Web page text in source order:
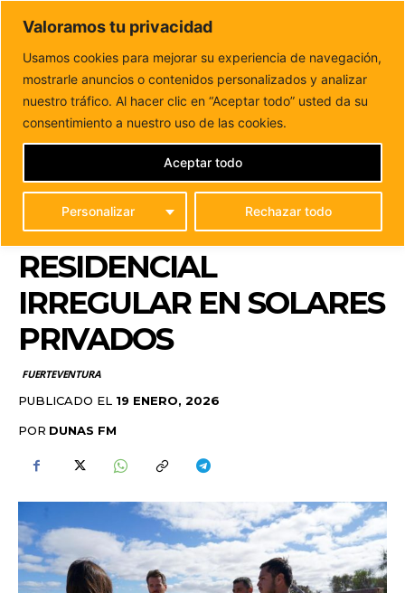
Valoramos tu privacidad
Usamos cookies para mejorar su experiencia de navegación,
mostrarle anuncios o contenidos personalizados y analizar
nuestro tráfico. Al hacer clic en “Aceptar todo” usted da su
consentimiento a nuestro uso de las cookies.
Personalizar Rechazar todo
Aceptar todo
DUNAS FM
Tu informacion de forma cercana
Inicio FUERTEVENTURA
La Oliva actúa en El Cotillo para
frenar la degradación ambiental y...
LA OLIVA ACTÚA EN EL
COTILLO PARA FRENAR
LA DEGRADACIÓN
AMBIENTAL Y EL USO
RESIDENCIAL
IRREGULAR EN SOLARES
PRIVADOS
FUERTEVENTURA
PUBLICADO EL 19 ENERO, 2026
POR DUNAS FM